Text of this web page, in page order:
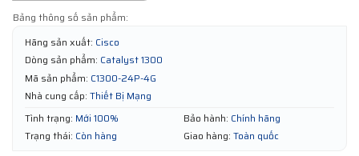
Bảng thông số sản phẩm:
Hãng sản xuất: Cisco
Dòng sản phẩm: Catalyst 1300
Mã sản phẩm: C1300-24P-4G
Nhà cung cấp: Thiết Bị Mạng
Tình trạng: Mới 100% Bảo hành: Chính hãng
Trạng thái: Còn hàng Giao hàng: Toàn quốc